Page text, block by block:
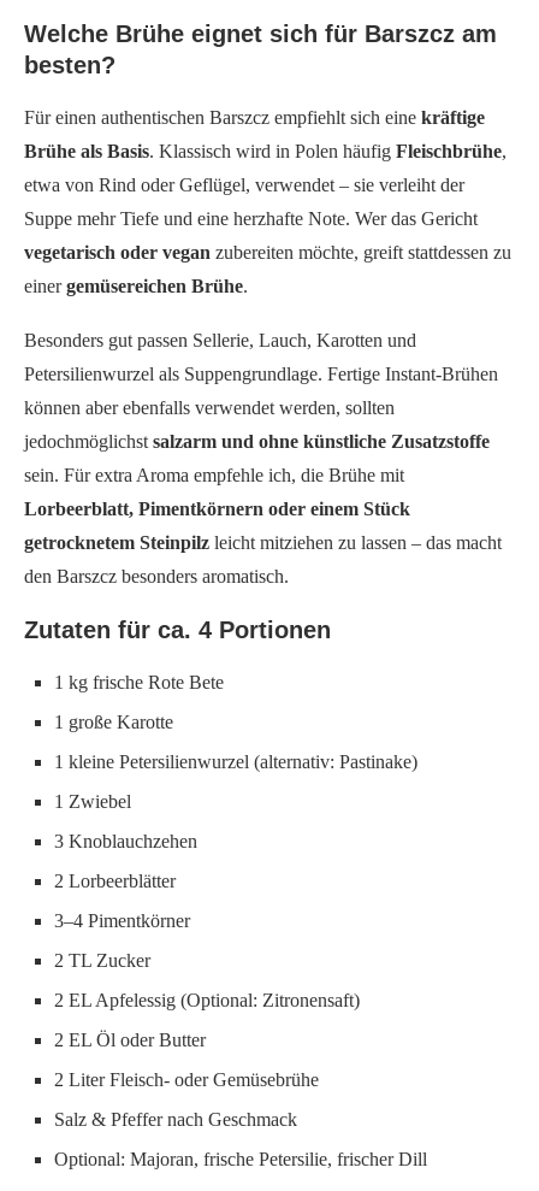
Welche Brühe eignet sich für Barszcz am
besten?
Für einen authentischen Barszcz empfiehlt sich eine kräftige
Brühe als Basis. Klassisch wird in Polen häufig Fleischbrühe,
etwa von Rind oder Geflügel, verwendet – sie verleiht der
Suppe mehr Tiefe und eine herzhafte Note. Wer das Gericht
vegetarisch oder vegan zubereiten möchte, greift stattdessen zu
einergemüsereichen Brühe.
Besonders gut passen Sellerie, Lauch, Karotten und
Petersilienwurzel als Suppengrundlage. Fertige Instant-Brühen
können aber ebenfalls verwendet werden, sollten
jedochmöglichst salzarm und ohne künstliche Zusatzstoffe
sein. Für extra Aroma empfehle ich, die Brühe mit
Lorbeerblatt, Pimentkörnern oder einem Stück
getrocknetem Steinpilz leicht mitziehen zu lassen – das macht
den Barszcz besonders aromatisch.
Zutaten für ca. 4 Portionen
1 kg frische Rote Bete
1 große Karotte
1 kleine Petersilienwurzel (alternativ: Pastinake)
1 Zwiebel
3 Knoblauchzehen
2 Lorbeerblätter
3–4 Pimentkörner
2 TL Zucker
2 EL Apfelessig (Optional: Zitronensaft)
2 EL Öl oder Butter
2 Liter Fleisch- oder Gemüsebrühe
Salz & Pfeffer nach Geschmack
Optional: Majoran, frische Petersilie, frischer Dill